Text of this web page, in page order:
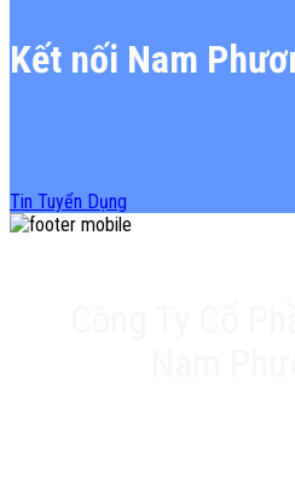
Kết nối Nam
Tin Tuyển Dụng